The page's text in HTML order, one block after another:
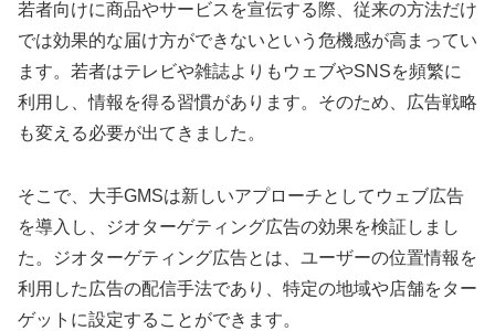
若者向けに商品やサービスを宣伝する際、従来の方法だけ
では効果的な届け方ができないという危機感が高まってい
ます。若者はテレビや雑誌よりもウェブやSNSを頻繁に
利用し、情報を得る習慣があります。そのため、広告戦略
も変える必要が出てきました。
そこで、大手GMSは新しいアプローチとしてウェブ広告
を導入し、ジオターゲティング広告の効果を検証しまし
た。ジオターゲティング広告とは、ユーザーの位置情報を
利用した広告の配信手法であり、特定の地域や店舗をター
ゲットに設定することができます。